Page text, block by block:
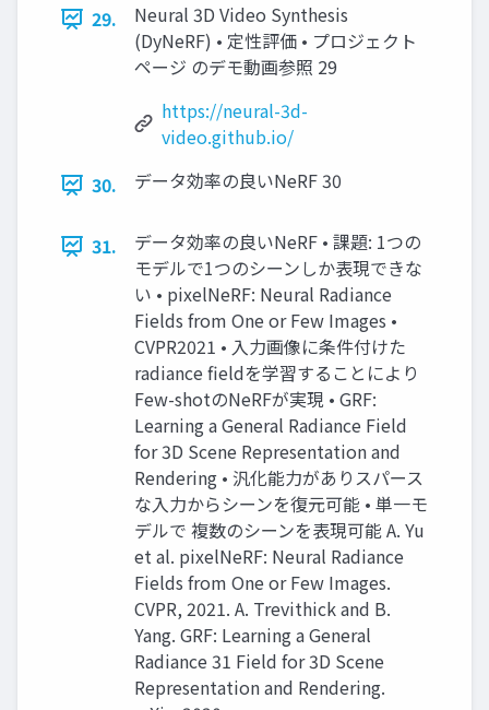
29.
Neural 3D Video Synthesis
(DyNeRF) • 定性評価 • プロジェクト
ページ のデモ動画参照 29
https://neural-3d-
video.github.io/
30.
データ効率の良いNeRF 30
31.
データ効率の良いNeRF • 課題: 1つの
モデルで1つのシーンしか表現できな
い • pixelNeRF: Neural Radiance
Fields from One or Few Images •
CVPR2021 • 入力画像に条件付けた
radiance fieldを学習することにより
Few-shotのNeRFが実現 • GRF:
Learning a General Radiance Field
for 3D Scene Representation and
Rendering • 汎化能力がありスパース
な入力からシーンを復元可能 • 単一モ
デルで 複数のシーンを表現可能 A. Yu
et al. pixelNeRF: Neural Radiance
Fields from One or Few Images.
CVPR, 2021. A. Trevithick and B.
Yang. GRF: Learning a General
Radiance 31 Field for 3D Scene
Representation and Rendering.